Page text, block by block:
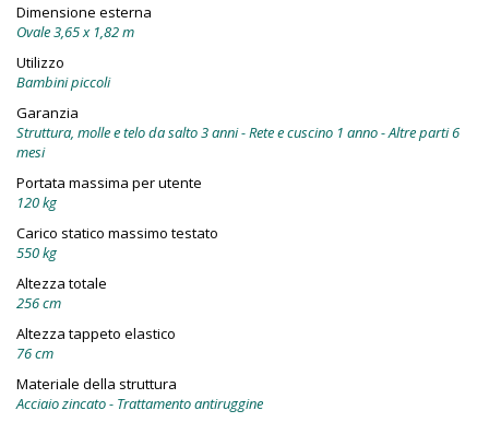
Dimensione esterna
Ovale 3,65 x 1,82 m
Utilizzo
Bambini piccoli
Garanzia
Struttura, molle e telo da salto 3 anni - Rete e cuscino 1 anno - Altre parti 6
mesi
Portata massima per utente
120 kg
Carico statico massimo testato
550 kg
Altezza totale
256 cm
Altezza tappeto elastico
76 cm
Materiale della struttura
Acciaio zincato - Trattamento antiruggine